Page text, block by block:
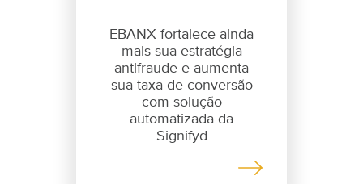
EBANX fortalece ainda
mais sua estratégia
antifraude e aumenta
sua taxa de conversão
com solução
automatizada da
Signifyd